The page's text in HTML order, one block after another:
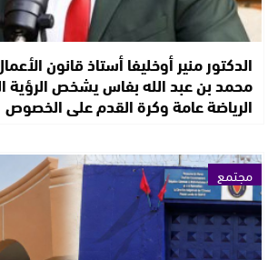
الدكتور منير أوخليفا أستاذ قانون
محمد بن عبد الله بفاس يشخص الرؤية
الرياضة عامة وكرة القدم على الخصوص
مجتمع